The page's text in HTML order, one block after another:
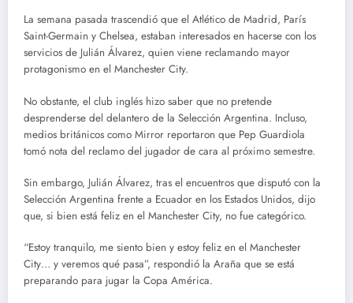
La semana pasada trascendió que el Atlético de Madrid, París
Saint-Germain y Chelsea, estaban interesados en hacerse con los
servicios de Julián Álvarez, quien viene reclamando mayor
protagonismo en el Manchester City.
No obstante, el club inglés hizo saber que no pretende
desprenderse del delantero de la Selección Argentina. Incluso,
medios británicos como Mirror reportaron que Pep Guardiola
tomó nota del reclamo del jugador de cara al próximo semestre.
Sin embargo, Julián Álvarez, tras el encuentros que disputó con la
Selección Argentina frente a Ecuador en los Estados Unidos, dijo
que, si bien está feliz en el Manchester City, no fue categórico.
“Estoy tranquilo, me siento bien y estoy feliz en el Manchester
City… y veremos qué pasa”, respondió la Araña que se está
preparando para jugar la Copa América.